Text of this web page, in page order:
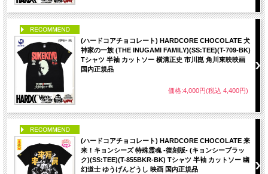
(ハードコアチョコレート) HARDCORE CHOCOLATE 犬
神家の一族 (THE INUGAMI FAMILY)(SS:TEE)(T-709-BK)
Tシャツ 半袖 カットソー 横溝正史 市川崑 角川東映映画
国内正規品
価格:4,000円(税込 4,400円)
(ハードコアチョコレート) HARDCORE CHOCOLATE 来
来！キョンシーズ 特殊霊魂 -復刻版- (キョンシーブラッ
ク)(SS:TEE)(T-855BKR-BK) Tシャツ 半袖 カットソー 幽
幻道士 ゆうげんどうし 映画 国内正規品